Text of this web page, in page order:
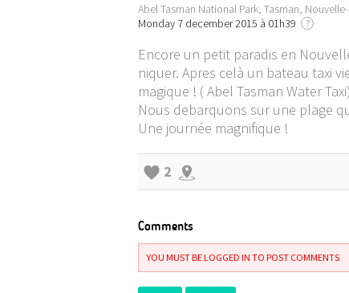
Abel Tasman National Park, Tasman,
Monday 7 december 2015 à 01h39
?
Encore un petit paradis en
niquer. Apres celà un bateau taxi
magique ! ( Abel Tasman Water
Nous debarquons sur une plage
Une journée magnifique !
2
Comments
YOU MUST BE LOGGED IN TO POST COMMENTS